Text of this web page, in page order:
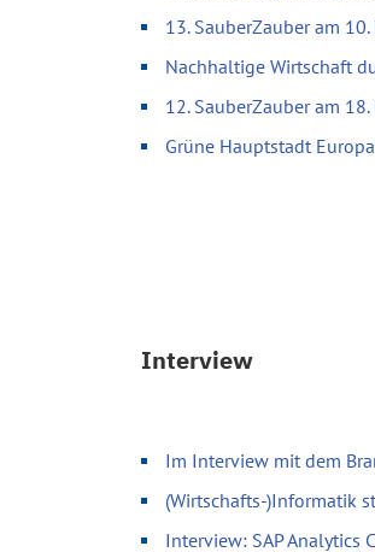
13. SauberZauber am
Nachhaltige Wirtschaft
12. SauberZauber am
Grüne Hauptstadt
Interview
Im Interview mit dem
(Wirtschafts-)Informatik
Interview: SAP Analytics